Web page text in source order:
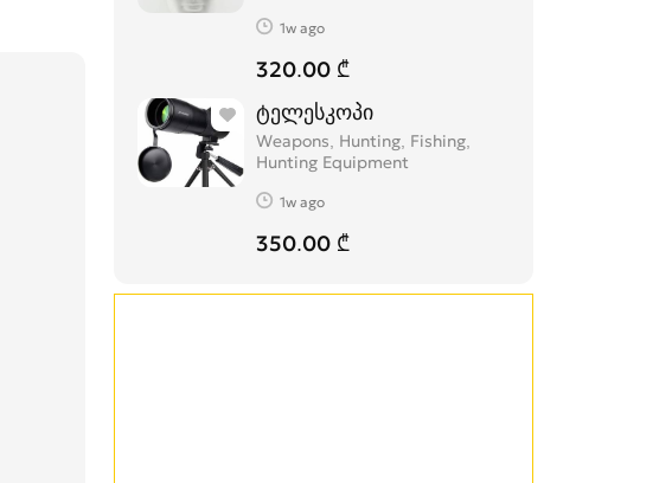
1w ago
320.00 ₾
ტელესკოპი
Weapons, Hunting, Fishing,
Hunting Equipment
1w ago
350.00 ₾